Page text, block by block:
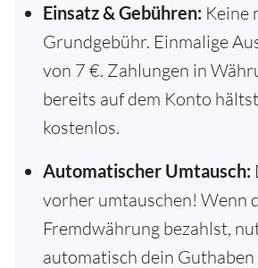
Einsatz & Gebühren: Keine
Grundgebühr. Einmalige
von 7 €. Zahlungen in
bereits auf dem Konto
kostenlos.
Automatischer Umtausch:
vorher umtauschen! Wenn
Fremdwährung bezahlst,
automatisch dein